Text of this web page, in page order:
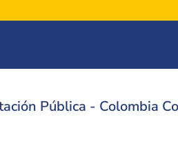
Pública - Colombia